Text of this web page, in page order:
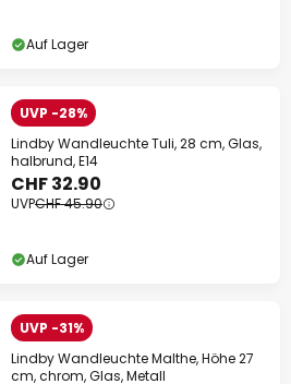
Auf Lager
UVP -28%
Lindby Wandleuchte Tuli, 28 cm, Glas,
halbrund, E14
CHF 32.90
UVPCHF 45.90
Auf Lager
UVP -31%
Lindby Wandleuchte Malthe, Höhe 27
cm, chrom, Glas, Metall